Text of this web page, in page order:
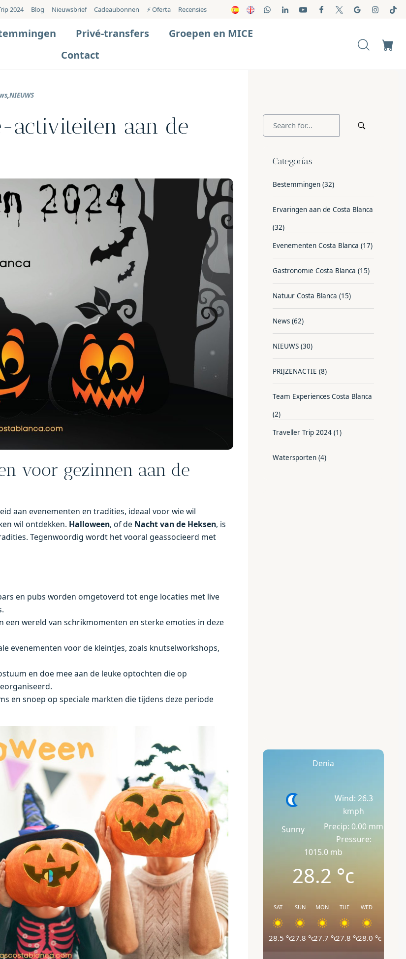
2024 Blog Nieuwsbrief Cadeaubonnen ⚡️ Oferta Recensies
Privé-transfers
Groepen en MICE
Contact
,NIEUWS
activiteiten aan de
voor gezinnen aan de
aan evenementen en tradities, ideaal voor wie wil
wil ontdekken. Halloween, of de Nacht van de Heksen, is
Tegenwoordig wordt het vooral geassocieerd met
en pubs worden omgetoverd tot enge locaties met live
een wereld van schrikmomenten en sterke emoties in deze
evenementen voor de kleintjes, zoals knutselworkshops,
en doe mee aan de leuke optochten die op
en snoep op speciale markten die tijdens deze periode
Categorías
Bestemmingen (32)
Ervaringen aan de Costa Blanca
(32)
Evenementen Costa Blanca (17)
Gastronomie Costa Blanca (15)
Natuur Costa Blanca (15)
News (62)
NIEUWS (30)
PRIJZENACTIE (8)
Team Experiences Costa Blanca
(2)
Traveller Trip 2024 (1)
Watersporten (4)
Denia
Sunny
Wind: 26.3
kmph
Precip: 0.00 mm
Pressure:
1015.0 mb
28.2 °c
SAT
28.5 °c
SUN
27.8 °c
MON
27.7 °c
TUE
27.8 °c
WED
28.0 °c